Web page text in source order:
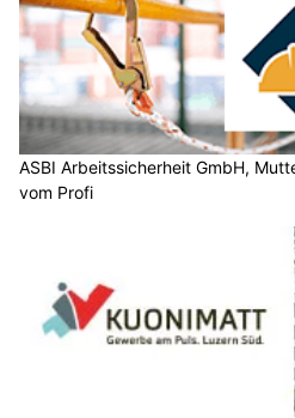
ASBI Arbeitssicherheit GmbH,
vom Profi